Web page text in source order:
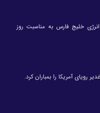
خلیج فارس به مناسبت روز
رویای آمریکا را بمباران کرد.